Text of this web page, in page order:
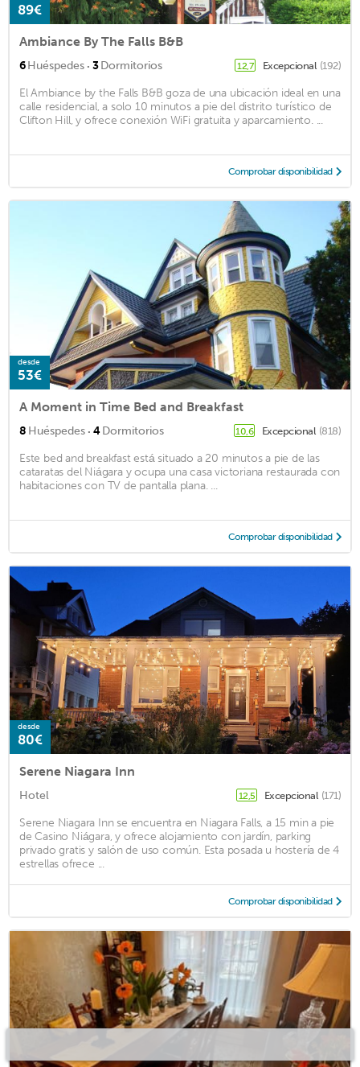
89€
Ambiance By The Falls B&B
6Huéspedes · 3Dormitorios 12,7 Excepcional (192)
El Ambiance by the Falls B&B goza de una ubicación ideal en una
calle residencial, a solo 10 minutos a pie del distrito turístico de
Clifton Hill, y ofrece conexión WiFi gratuita y aparcamiento. ...
Comprobar disponibilidad
desde
53€
A Moment in Time Bed and Breakfast
8 Huéspedes · 4Dormitorios 10,6 Excepcional (818)
Este bed and breakfast está situado a 20 minutos a pie de las
cataratas del Niágara y ocupa una casa victoriana restaurada con
habitaciones con TV de pantalla plana. ...
Comprobar disponibilidad
desde
80€
Serene Niagara Inn
Hotel 12,5 Excepcional (171)
Serene Niagara Inn se encuentra en Niagara Falls, a 15 min a pie
de Casino Niágara, y ofrece alojamiento con jardín, parking
privado gratis y salón de uso común. Esta posada u hostería de 4
estrellas ofrece ...
Comprobar disponibilidad